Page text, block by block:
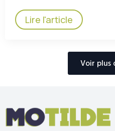
Lire l'article
Voir plus